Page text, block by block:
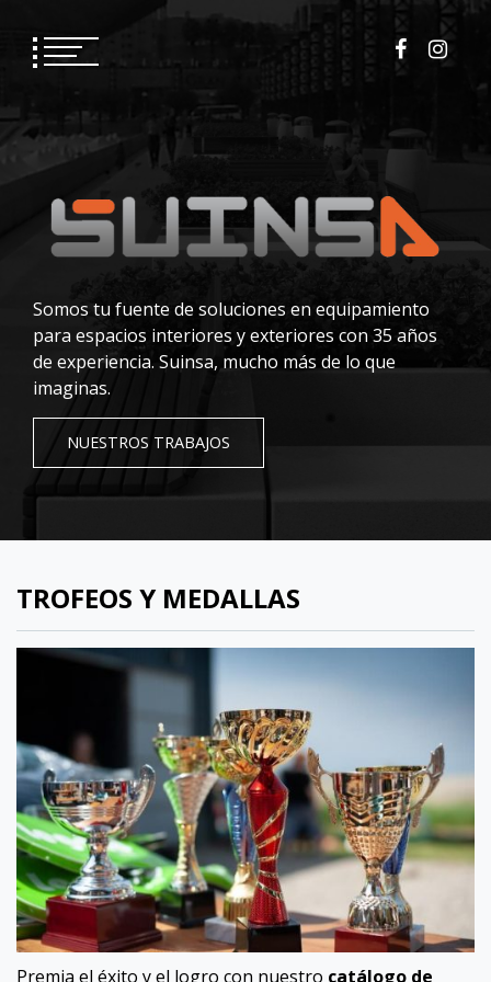
contenido
Somos tu fuente de soluciones en equipamiento
para espacios interiores y exteriores con 35 años
de experiencia. Suinsa, mucho más de lo que
imaginas.
NUESTROS TRABAJOS
TROFEOS Y MEDALLAS
Premia el éxito y el logro con nuestro catálogo de